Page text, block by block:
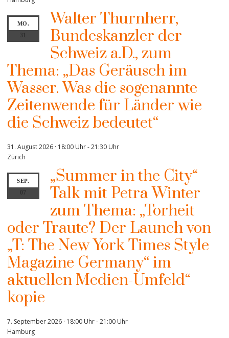
MO.
31
Walter Thurnherr,
Bundeskanzler der
Schweiz a.D., zum
Thema: „Das Geräusch im
Wasser. Was die sogenannte
Zeitenwende für Länder wie
die Schweiz bedeutet“
31. August 2026 · 18:00 Uhr-21:30 Uhr
Zürich
SEP.
07
„Summer in the City“
Talk mit Petra Winter
zum Thema: „Torheit
oder Traute? Der Launch von
„T: The New York Times Style
Magazine Germany“ im
aktuellen Medien-Umfeld“
kopie
7. September 2026 · 18:00 Uhr-21:00 Uhr
Hamburg